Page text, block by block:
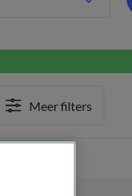
Meer filters